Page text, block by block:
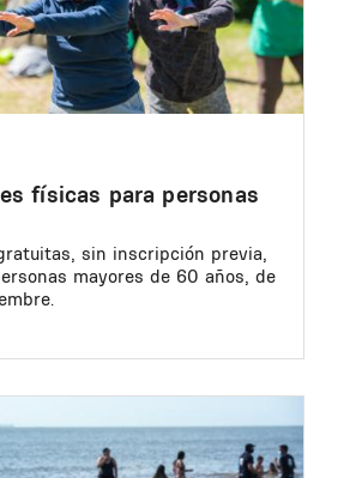
físicas para personas
sin inscripción previa,
mayores de 60 años, de